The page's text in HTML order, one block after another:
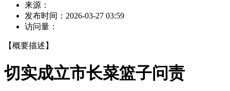
来源：
发布时间： 2026-03-27 03:59
访问量：
【概要描述】
切实成立市长菜篮子问责